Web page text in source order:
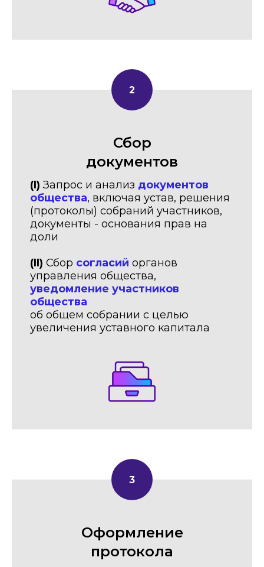
Сбор
документов
(I) Запрос и анализ документов
общества, включая устав, решения
(протоколы) собраний участников,
документы - основания прав на
доли
(II) Сбор согласий органов
управления общества,
уведомление участников
общества
об общем собрании с целью
увеличения уставного капитала
Оформление
протокола